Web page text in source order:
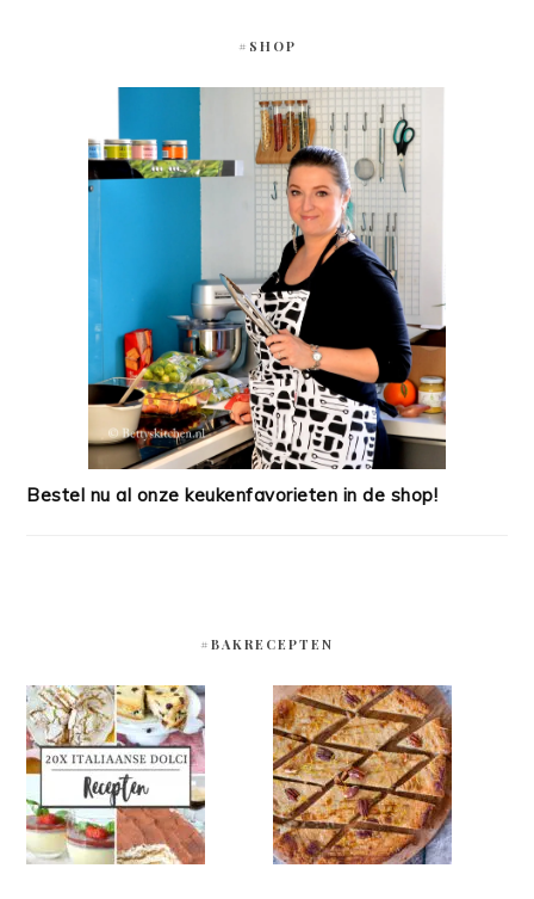
#SHOP
Bestel nu al onze keukenfavorieten in de shop!
#BAKRECEPTEN